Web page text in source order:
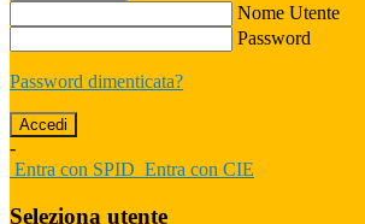
Nome Utente
Password
Password dimenticata?
-
Entra con SPID Entra con CIE
Seleziona utente